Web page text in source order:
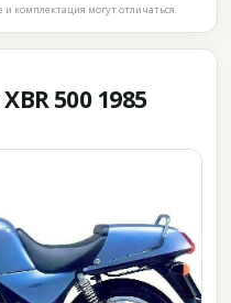
комплектация могут отличаться.
500 1985